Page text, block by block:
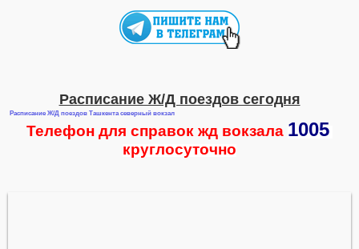
Расписание Ж/Д поездов сегодня
Расписание Ж/Д поездов Ташкента северный вокзал
Телефон для справок жд вокзала 1005
круглосуточно